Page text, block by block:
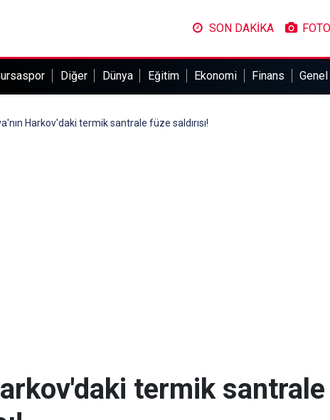
SON DAKİKA
Diğer Dünya Eğitim Ekonomi Finans Genel
Harkov'daki termik santrale füze saldırısı!
termik santrale